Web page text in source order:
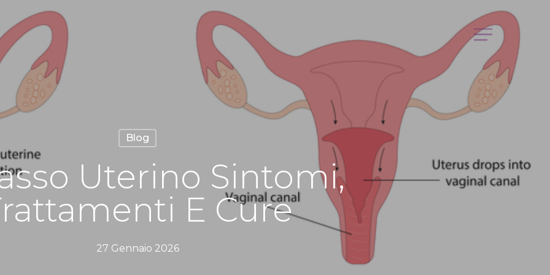
Menu
Blog
Uterino Sintomi,
E Cure
27 Gennaio 2026